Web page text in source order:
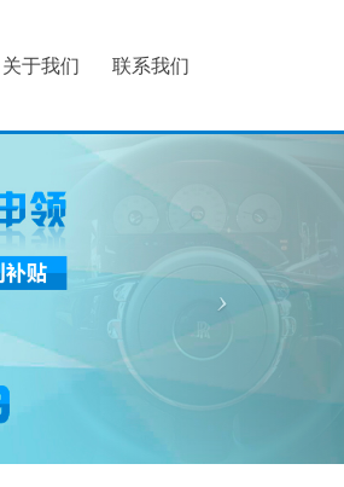
关于我们 联系我们